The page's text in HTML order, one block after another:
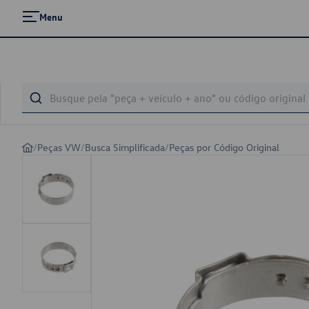
Menu
/Peças VW/Busca Simplificada/Peças por Código Original